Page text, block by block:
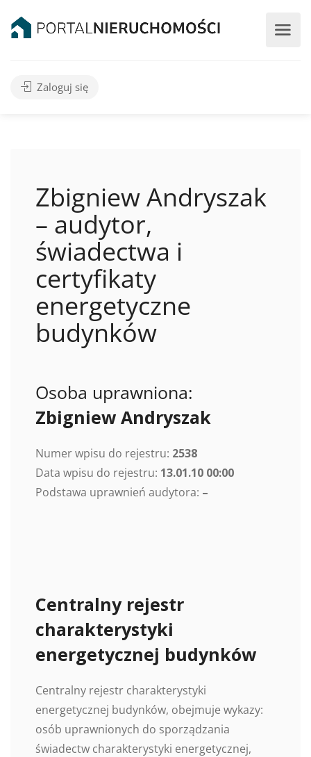
Zaloguj się
Zbigniew Andryszak
– audytor,
świadectwa i
certyfikaty
energetyczne
budynków
Osoba uprawniona:
Zbigniew Andryszak
Numer wpisu do rejestru: 2538
Data wpisu do rejestru: 13.01.10 00:00
Podstawa uprawnień audytora: –
Centralny rejestr
charakterystyki
energetycznej budynków
Centralny rejestr charakterystyki
energetycznej budynków, obejmuje wykazy:
osób uprawnionych do sporządzania
świadectw charakterystyki energetycznej,